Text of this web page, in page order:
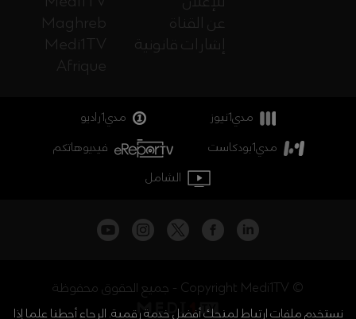
Maghreb
Medi1TV
Afrique
عن القناة
إشارات قانونية
مدي1نيوز
مدي1راديو
مدي1بودكاست
فيديوهاتكم
الشامل
جميع الحقوق محفوظة - Copyright Medi1TV ©
نستخدم ملفات ارتباط لمنحك أفضل خدمة رقمية. الرجاء أحطنا علما إذا